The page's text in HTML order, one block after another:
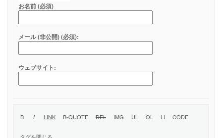
お名前 (必須)
メール (非公開) (必須):
ウェブサイト: